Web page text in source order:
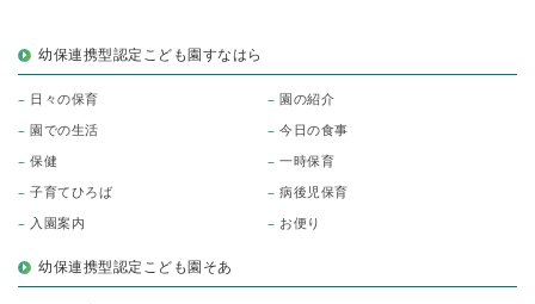
幼保連携型認定こども園すなはら
日々の保育 園の紹介
園での生活 今日の食事
保健 一時保育
子育てひろば 病後児保育
入園案内 お便り
幼保連携型認定こども園そあ